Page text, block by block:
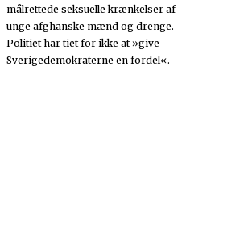
målrettede seksuelle krænkelser af
unge afghanske mænd og drenge.
Politiet har tiet for ikke at »give
Sverigedemokraterne en fordel«.